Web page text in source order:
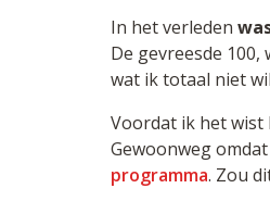
In het verleden
De gevreesde
wat ik totaal niet
Voordat ik het wist
Gewoonweg
programma. Zou